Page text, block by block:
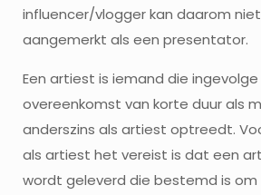
influencer/vlogger kan daarom
aangemerkt als een presentator.
Een artiest is iemand die
overeenkomst van korte duur als
anderszins als artiest optreedt.
als artiest het vereist is dat een
wordt geleverd die bestemd is om